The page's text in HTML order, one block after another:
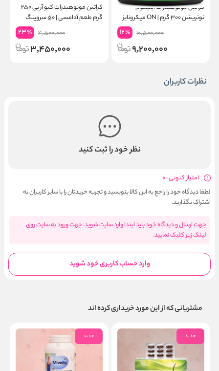
کراتین مونوهیدرات اپتیموم
نوتریشن ۳۰۰ گرم | ON میکرونایز
10,500,000
12%
9,200,000
کراتین مونوهیدرات کیو آر پی ۲۵۰
گرم طعم آدامسی | ۵۰ سروینگ
4,500,000
23%
3,450,000
نظرات کاربران
نظر خود را ثبت کنید
امتیاز کنونی : 0
لطفا دیدگاه خود را راجع به این کالا بنویسید و تجربه خریدتان را با سایر کاربران به
اشتراک بگذارید.
جهت ارسال و دیدگاه خود باید ابتدا وارد سایت شوید. جهت ورود به سایت روی
لینک زیر کلیک نمایید.
وارد حساب کاربری خود شوید
مشتریانی که از این مورد خریداری کرده اند
جدید جدید